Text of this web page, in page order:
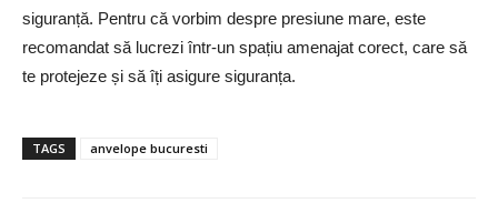
siguranță. Pentru că vorbim despre presiune mare, este
recomandat să lucrezi într-un spațiu amenajat corect, care să
te protejeze și să îți asigure siguranța.
TAGS anvelope bucuresti